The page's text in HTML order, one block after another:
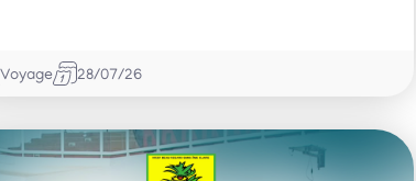
Voyage 28/07/26